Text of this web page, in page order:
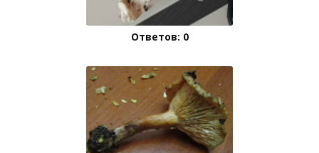
Ответов: 0